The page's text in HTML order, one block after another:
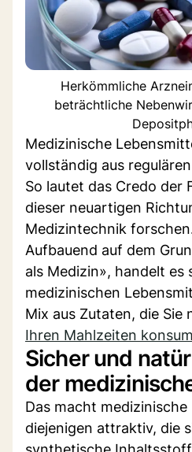
Herkömmliche
beträchtliche
Medizinische
vollständig aus
So lautet das Credo der
dieser neuartigen
Medizintechnik
Aufbauend auf dem
als Medizin», handelt es
medizinischen
Mix aus Zutaten, die Sie
Ihren Mahlzeiten
Sicher und
der
Das macht
diejenigen attraktiv, die